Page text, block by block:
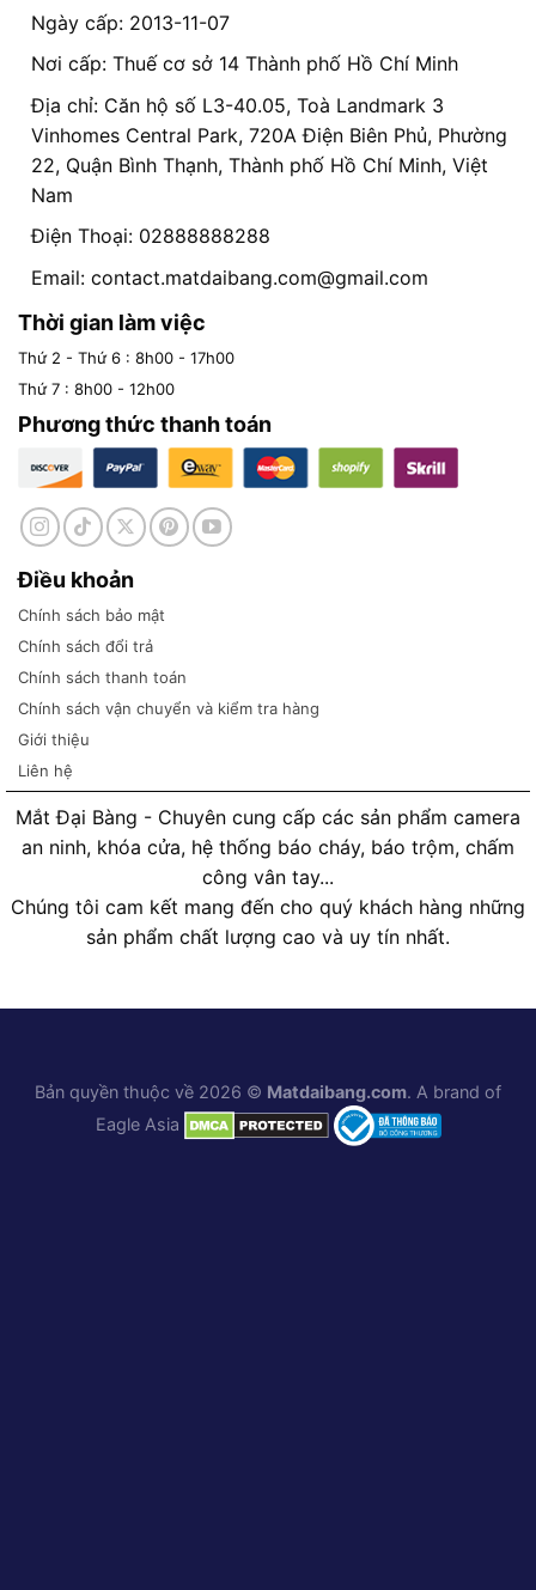
Ngày cấp: 2013-11-07
Nơi cấp: Thuế cơ sở 14 Thành phố Hồ Chí Minh
Địa chỉ: Căn hộ số L3-40.05, Toà Landmark 3
Vinhomes Central Park, 720A Điện Biên Phủ, Phường
22, Quận Bình Thạnh, Thành phố Hồ Chí Minh, Việt
Nam
Điện Thoại: 02888888288
Email: contact.matdaibang.com@gmail.com
Thời gian làm việc
Thứ 2 - Thứ 6 : 8h00 - 17h00
Thứ 7 : 8h00 - 12h00
Phương thức thanh toán
Điều khoản
Chính sách bảo mật
Chính sách đổi trả
Chính sách thanh toán
Chính sách vận chuyển và kiểm tra hàng
Giới thiệu
Liên hệ
Mắt Đại Bàng - Chuyên cung cấp các sản phẩm camera
an ninh, khóa cửa, hệ thống báo cháy, báo trộm, chấm
công vân tay...
Chúng tôi cam kết mang đến cho quý khách hàng những
sản phẩm chất lượng cao và uy tín nhất.
Bản quyền thuộc về 2026 © Matdaibang.com. A brand of
Eagle Asia